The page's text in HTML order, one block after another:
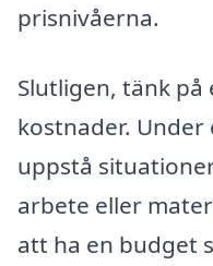
prisnivåerna.
Slutligen, tänk
kostnader.
uppstå
arbete eller
att ha en budget